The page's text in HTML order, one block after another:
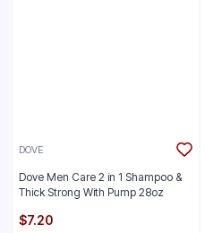
DOVE
Dove Men Care 2 in 1 Shampoo &
Thick Strong With Pump 28oz
$7.20